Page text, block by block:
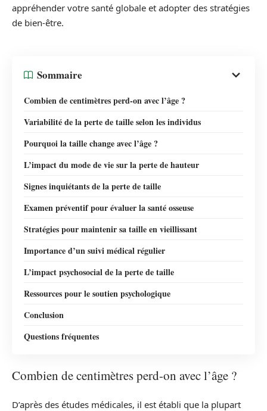
appréhender votre santé globale et adopter des stratégies
de bien-être.
Sommaire
Combien de centimètres perd-on avec l’âge ?
Variabilité de la perte de taille selon les individus
Pourquoi la taille change avec l’âge ?
L’impact du mode de vie sur la perte de hauteur
Signes inquiétants de la perte de taille
Examen préventif pour évaluer la santé osseuse
Stratégies pour maintenir sa taille en vieillissant
Importance d’un suivi médical régulier
L’impact psychosocial de la perte de taille
Ressources pour le soutien psychologique
Conclusion
Questions fréquentes
Combien de centimètres perd-on avec l’âge ?
D’après des études médicales, il est établi que la plupart